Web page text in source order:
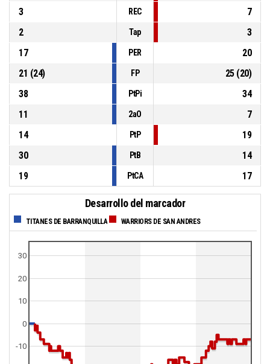
3
REC
7
2
Tap
3
17
PER
20
21 (24) FP 25(20)
38
PtPi
34
11
2aO
7
14
PtP
19
30
PtB
14
19
PtCA 17
Desarrollo del marcador
TITANES DE BARRANQUILLA WARRIORS DE SAN ANDRES
0
10
20
30
-10